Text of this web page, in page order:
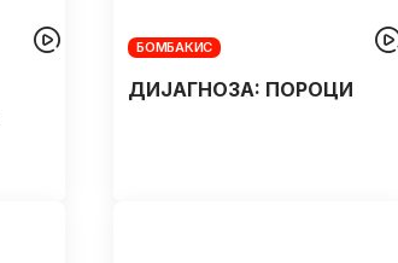
БОМБАКИС
ДИЈАГНОЗA: ПОРОЦИ